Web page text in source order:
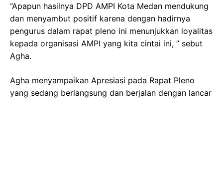
“Apapun hasilnya DPD AMPI Kota Medan mendukung
dan menyambut positif karena dengan hadirnya
pengurus dalam rapat pleno ini menunjukkan loyalitas
kepada organisasi AMPI yang kita cintai ini, ” sebut
Agha.
Agha menyampaikan Apresiasi pada Rapat Pleno
yang sedang berlangsung dan berjalan dengan lancar